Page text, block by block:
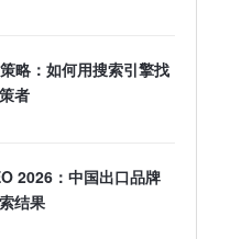
略：如何用搜索引擎找
者
2026：中国出口品牌
结果